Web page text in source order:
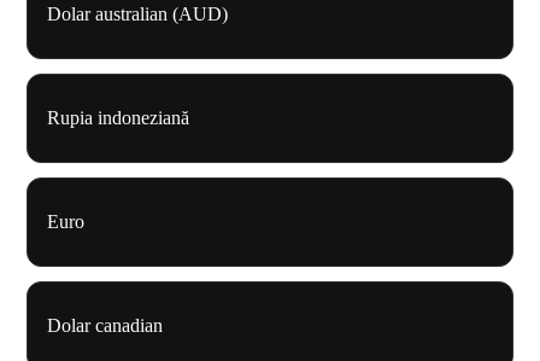
Dolar australian (AUD)
Rupia indoneziană
Euro
Dolar canadian